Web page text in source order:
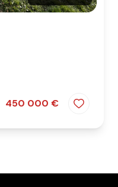
450 000 €